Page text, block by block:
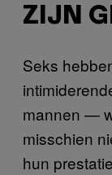
ZIJN
Seks
mannen —
misschien
hun